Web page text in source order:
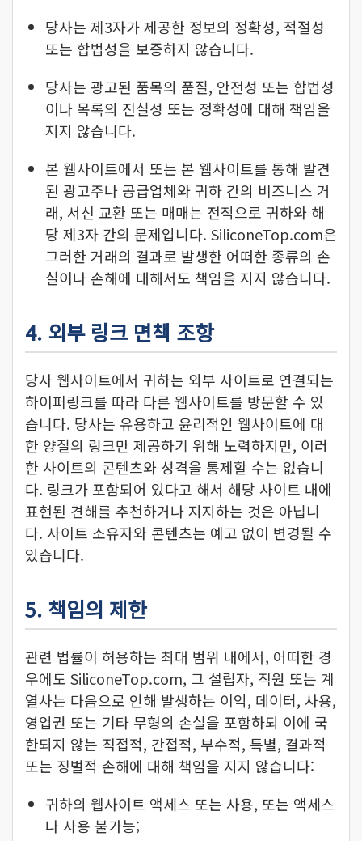
당사는 제3자가 제공한 정보의 정확성, 적절성
또는 합법성을 보증하지 않습니다.
당사는 광고된 품목의 품질, 안전성 또는 합법성
이나 목록의 진실성 또는 정확성에 대해 책임을
지지 않습니다.
본 웹사이트에서 또는 본 웹사이트를 통해 발견
된 광고주나 공급업체와 귀하 간의 비즈니스 거
래, 서신 교환 또는 매매는 전적으로 귀하와 해
당 제3자 간의 문제입니다. SiliconeTop.com은
그러한 거래의 결과로 발생한 어떠한 종류의 손
실이나 손해에 대해서도 책임을 지지 않습니다.
4. 외부 링크 면책 조항
당사 웹사이트에서 귀하는 외부 사이트로 연결되는
하이퍼링크를 따라 다른 웹사이트를 방문할 수 있
습니다. 당사는 유용하고 윤리적인 웹사이트에 대
한 양질의 링크만 제공하기 위해 노력하지만, 이러
한 사이트의 콘텐츠와 성격을 통제할 수는 없습니
다. 링크가 포함되어 있다고 해서 해당 사이트 내에
표현된 견해를 추천하거나 지지하는 것은 아닙니
다. 사이트 소유자와 콘텐츠는 예고 없이 변경될 수
있습니다.
5. 책임의 제한
관련 법률이 허용하는 최대 범위 내에서, 어떠한 경
우에도 SiliconeTop.com, 그 설립자, 직원 또는 계
열사는 다음으로 인해 발생하는 이익, 데이터, 사용,
영업권 또는 기타 무형의 손실을 포함하되 이에 국
한되지 않는 직접적, 간접적, 부수적, 특별, 결과적
또는 징벌적 손해에 대해 책임을 지지 않습니다:
귀하의 웹사이트 액세스 또는 사용, 또는 액세스
나 사용 불가능;